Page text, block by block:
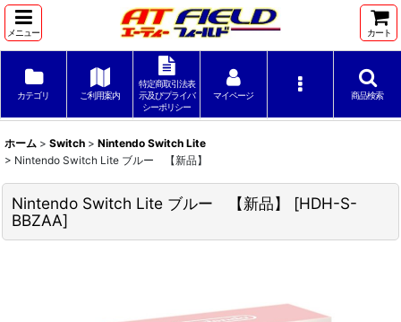
メニュー カート
カテゴリ ご利用案内
特定商取引法表
示及びプライバ
シーポリシー
マイページ 商品検索
ホーム > Switch > Nintendo Switch Lite
> Nintendo Switch Lite ブルー 【新品】
Nintendo Switch Lite ブルー 【新品】 [HDH-S-
BBZAA]